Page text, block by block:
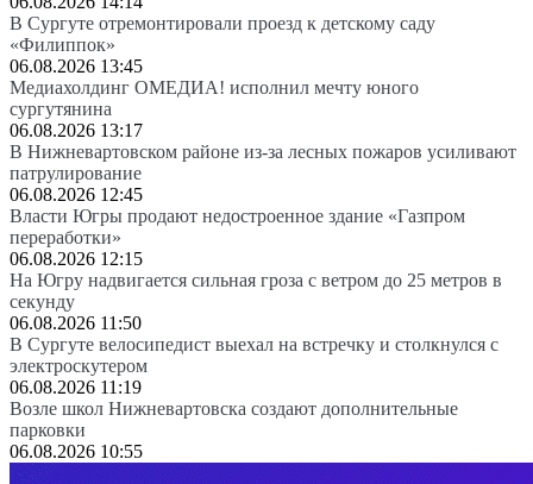
В Сургуте отремонтировали проезд к детскому саду
«Филиппок»
06.08.2026 13:45
Медиахолдинг ОМЕДИА! исполнил мечту юного
сургутянина
06.08.2026 13:17
В Нижневартовском районе из-за лесных пожаров усиливают
патрулирование
06.08.2026 12:45
Власти Югры продают недостроенное здание «Газпром
переработки»
06.08.2026 12:15
На Югру надвигается сильная гроза с ветром до 25 метров в
секунду
06.08.2026 11:50
В Сургуте велосипедист выехал на встречку и столкнулся с
электроскутером
06.08.2026 11:19
Возле школ Нижневартовска создают дополнительные
парковки
06.08.2026 10:55